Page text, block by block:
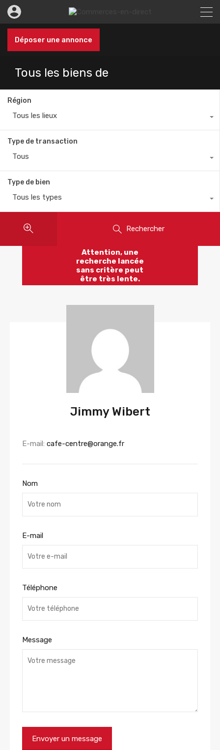
Déposer une annonce
Tous les biens de
Région
Tous les lieux
Type de transaction
Tous
Type de bien
Tous les types
Rechercher
Attention, une
recherche lancée
sans critère peut
être très lente.
Jimmy Wibert
E-mail: cafe-centre@orange.fr
Nom
E-mail
Téléphone
Message